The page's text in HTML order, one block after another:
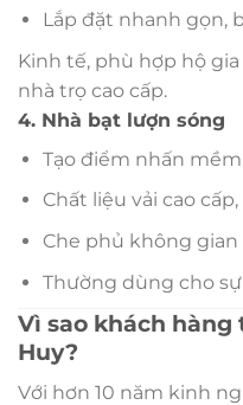
Lắp đặt nhanh gọn,
Kinh tế, phù hợp hộ
nhà trọ cao cấp.
4. Nhà bạt lượn sóng
Tạo điểm nhấn
Chất liệu vải cao
Che phủ không gian
Thường dùng cho
Vì sao khách hàng
Huy?
Với hơn 10 năm kinh